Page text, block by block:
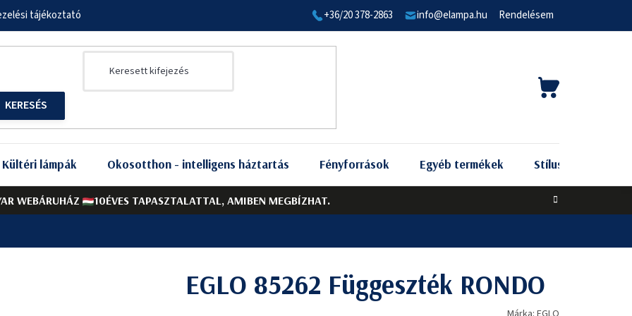
WEBÁRUHÁZ 10ÉVES TAPASZTALATTAL, AMIBEN MEGBÍZHAT.
tájékoztató +36/20 378-2863 info@elampa.hu Rendelésem
KOSÁR
Kültéri lámpák Okosotthon - intelligens háztartás Fényforrások Egyéb termékek Stílus szerint
EGLO 85262 Függeszték RONDO